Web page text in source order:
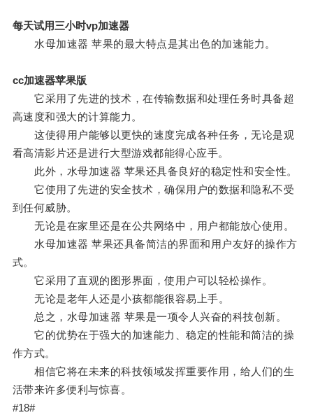
每天试用三小时vp加速器
水母加速器 苹果的最大特点是其出色的加速能力。
cc加速器苹果版
它采用了先进的技术，在传输数据和处理任务时具备超
高速度和强大的计算能力。
这使得用户能够以更快的速度完成各种任务，无论是观
看高清影片还是进行大型游戏都能得心应手。
此外，水母加速器 苹果还具备良好的稳定性和安全性。
它使用了先进的安全技术，确保用户的数据和隐私不受
到任何威胁。
无论是在家里还是在公共网络中，用户都能放心使用。
水母加速器 苹果还具备简洁的界面和用户友好的操作方
式。
它采用了直观的图形界面，使用户可以轻松操作。
无论是老年人还是小孩都能很容易上手。
总之，水母加速器 苹果是一项令人兴奋的科技创新。
它的优势在于强大的加速能力、稳定的性能和简洁的操
作方式。
相信它将在未来的科技领域发挥重要作用，给人们的生
活带来许多便利与惊喜。
#18#